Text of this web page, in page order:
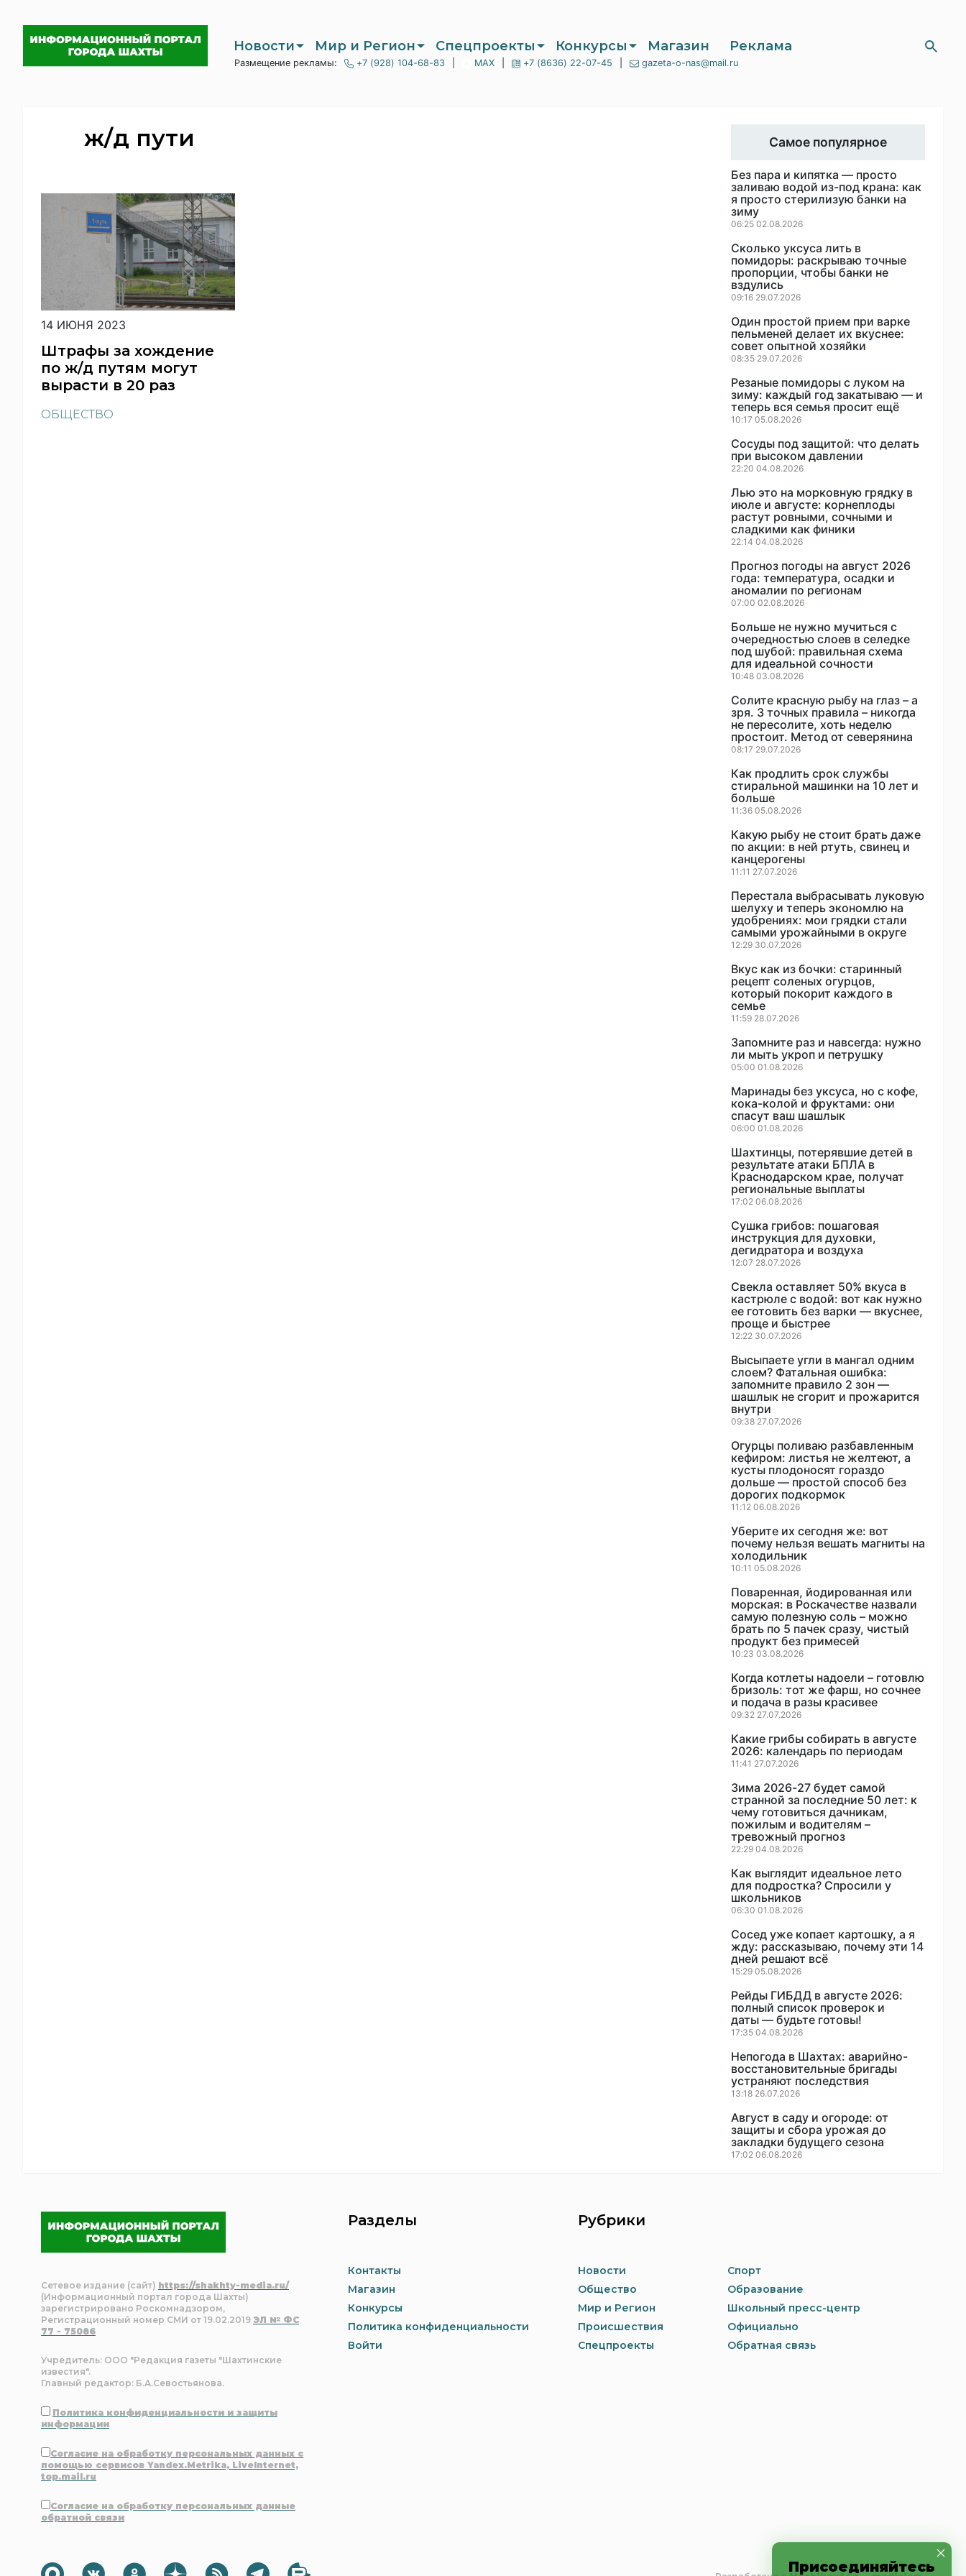
Новости Мир и Регион Спецпроекты Конкурсы Магазин Реклама
Размещение рекламы: +7 (928) 104-68-83 MAX +7 (8636) 22-07-45 gazeta-o-nas@mail.ru
ж/д пути
14 ИЮНЯ 2023
Штрафы за хождение
по ж/д путям могут
вырасти в 20 раз
ОБЩЕСТВО
Самое популярное
Без пара и кипятка — просто
заливаю водой из-под крана: как
я просто стерилизую банки на
зиму
06:25 02.08.2026
Сколько уксуса лить в
помидоры: раскрываю точные
пропорции, чтобы банки не
вздулись
09:16 29.07.2026
Один простой прием при варке
пельменей делает их вкуснее:
совет опытной хозяйки
08:35 29.07.2026
Резаные помидоры с луком на
зиму: каждый год закатываю — и
теперь вся семья просит ещё
10:17 05.08.2026
Сосуды под защитой: что делать
при высоком давлении
22:20 04.08.2026
Лью это на морковную грядку в
июле и августе: корнеплоды
растут ровными, сочными и
сладкими как финики
22:14 04.08.2026
Прогноз погоды на август 2026
года: температура, осадки и
аномалии по регионам
07:00 02.08.2026
Больше не нужно мучиться с
очередностью слоев в селедке
под шубой: правильная схема
для идеальной сочности
10:48 03.08.2026
Солите красную рыбу на глаз – а
зря. 3 точных правила – никогда
не пересолите, хоть неделю
простоит. Метод от северянина
08:17 29.07.2026
Как продлить срок службы
стиральной машинки на 10 лет и
больше
11:36 05.08.2026
Какую рыбу не стоит брать даже
по акции: в ней ртуть, свинец и
канцерогены
11:11 27.07.2026
Перестала выбрасывать луковую
шелуху и теперь экономлю на
удобрениях: мои грядки стали
самыми урожайными в округе
12:29 30.07.2026
Вкус как из бочки: старинный
рецепт соленых огурцов,
который покорит каждого в
семье
11:59 28.07.2026
Запомните раз и навсегда: нужно
ли мыть укроп и петрушку
05:00 01.08.2026
Маринады без уксуса, но с кофе,
кока-колой и фруктами: они
спасут ваш шашлык
06:00 01.08.2026
Шахтинцы, потерявшие детей в
результате атаки БПЛА в
Краснодарском крае, получат
региональные выплаты
17:02 06.08.2026
Сушка грибов: пошаговая
инструкция для духовки,
дегидратора и воздуха
12:07 28.07.2026
Свекла оставляет 50% вкуса в
кастрюле с водой: вот как нужно
ее готовить без варки — вкуснее,
проще и быстрее
12:22 30.07.2026
Высыпаете угли в мангал одним
слоем? Фатальная ошибка:
запомните правило 2 зон —
шашлык не сгорит и прожарится
внутри
09:38 27.07.2026
Огурцы поливаю разбавленным
кефиром: листья не желтеют, а
кусты плодоносят гораздо
дольше — простой способ без
дорогих подкормок
11:12 06.08.2026
Уберите их сегодня же: вот
почему нельзя вешать магниты на
холодильник
10:11 05.08.2026
Поваренная, йодированная или
морская: в Роскачестве назвали
самую полезную соль – можно
брать по 5 пачек сразу, чистый
продукт без примесей
10:23 03.08.2026
Когда котлеты надоели – готовлю
бризоль: тот же фарш, но сочнее
и подача в разы красивее
09:32 27.07.2026
Какие грибы собирать в августе
2026: календарь по периодам
11:41 27.07.2026
Зима 2026-27 будет самой
странной за последние 50 лет: к
чему готовиться дачникам,
пожилым и водителям –
тревожный прогноз
22:29 04.08.2026
Как выглядит идеальное лето
для подростка? Спросили у
школьников
06:30 01.08.2026
Сосед уже копает картошку, а я
жду: рассказываю, почему эти 14
дней решают всё
15:29 05.08.2026
Рейды ГИБДД в августе 2026:
полный список проверок и
даты — будьте готовы!
17:35 04.08.2026
Непогода в Шахтах: аварийно-
восстановительные бригады
устраняют последствия
13:18 26.07.2026
Август в саду и огороде: от
защиты и сбора урожая до
закладки будущего сезона
17:02 06.08.2026
Сетевое издание (сайт) https://shakhty-media.ru/
(Информационный портал города Шахты)
зарегистрировано Роскомнадзором,
Регистрационный номер СМИ от 19.02.2019 ЭЛ № ФС
77 - 75086
Учредитель: ООО "Редакция газеты "Шахтинские
известия".
Главный редактор: Б.А.Севостьянова.
Политика конфиденциальности и защиты
информации
Согласие на обработку персональных данных с
помощью сервисов Yandex.Metrika, LiveInternet,
top.mail.ru
Согласие на обработку персональных данные
обратной связи
Разделы
Контакты
Магазин
Конкурсы
Политика конфиденциальности
Войти
Рубрики
Новости
Общество
Мир и Регион
Происшествия
Спецпроекты
Спорт
Образование
Школьный пресс-центр
Официально
Обратная связь